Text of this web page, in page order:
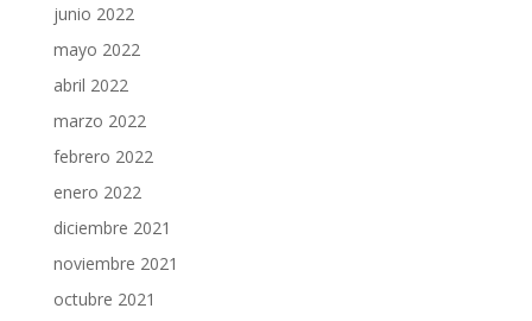
junio 2022
mayo 2022
abril 2022
marzo 2022
febrero 2022
enero 2022
diciembre 2021
noviembre 2021
octubre 2021